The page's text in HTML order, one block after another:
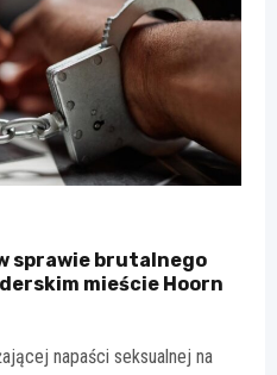
sprawie brutalnego
mieście Hoorn
napaści seksualnej na